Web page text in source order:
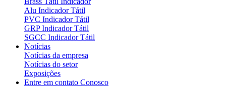
Alu Indicador Tátil
PVC Indicador Tátil
GRP Indicador Tátil
SGCC Indicador Tátil
Notícias
Notícias da empresa
Notícias do setor
Exposições
Entre em contato Conosco